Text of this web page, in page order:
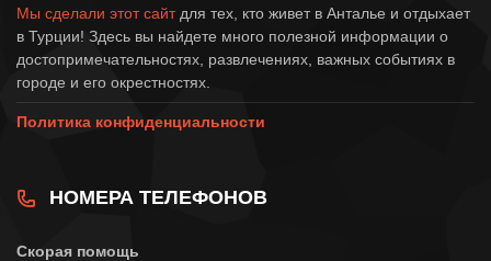
Мы сделали этот сайтдля тех, кто живет в Анталье и отдыхает
в Турции! Здесь вы найдете много полезной информации о
достопримечательностях, развлечениях, важных событиях в
городе и его окрестностях.
Политика конфиденциальности
НОМЕРА ТЕЛЕФОНОВ
Скорая помощь